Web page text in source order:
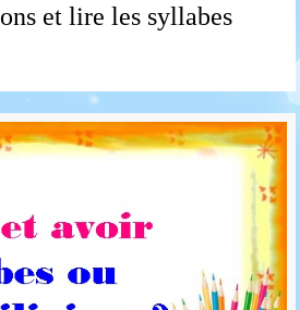
et lire les syllabes